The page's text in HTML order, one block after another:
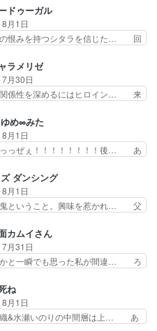
な… 梅原の人が18歳になるま
… なよなよした男（cv石田彰）
た逆にガブちゃんはい… 影森の
ガイを増やせるのに… 今回はも
んの悲鳴にも似た怒… ユルと戦っ
張られていたのが… しかしアサ
、アキオの… 色々とひっかけが
嫌な終わ… ゴンゾウが従える大
かと思…
ドゥーガル
8月1日
の恨みを持つシタラを信じた… 回
もその心は晴れず、モ… ドレゲ
った彼女が人になり… ドレゲネ
った、、あのジャタ… 年上旦那が
は宝石でただ笑っ… ダイルの儀式
言葉しか…シ… 奥様に悲しい過
いね、と思… ドレゲネとシタ
盟が結成さ…
ラメリゼ
7月30日
関係性を深めるにはヒロイン… 来
の可愛い生物。クラス… 付き合
でまた違った悩みが… と一歩ず
ちゃん微笑ま新汰の… ツインテー
目な妹ちゃんです… しかも過去も
しらお顔が… 黒絵「怪獣に憧れ
分自身が… 素の自分はどちらな
が見せ…
め∞みた
8月1日
っっぜぇ！！！！！！！！後… あ
分が悪くなってきたこ… 声優ま
まで)仲町あられ/… ビオラの策略
て最高wwwこ… 自信あれば評価
いし、充実し… ・バーチャルだけ
歌唱シーン… の、らいぶシーン
でええやん！！しかし、ビオラ
ダンシング
8月1日
鬼ということ。興味を惹かれ… 父
増次郎。小さないざこ… 着眼点
的すぎるのか。芸能… 鬼夜叉は
座をあとにし、三条… 観世座を離
所で日々を送る鬼… 「お前(鬼夜
は猫の動き… 登場人物の我が強
舞に拘って… 第５話を
しまし…
カムイさん
7月31日
かと一瞬でも思った私が間違… ろ
した～───昨晩～今… 幼女に拾
の恩返し。化け猫… 役にて出演
ました。ジョアン… トイ・ストー
まり。流石に除… 猫相手になんで
ね
8月1日
織&水瀬いのりの中間層は上… あ